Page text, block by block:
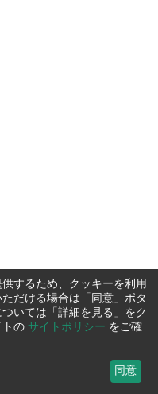
するため、クッキーを利用
だける場合は「同意」ボタ
いては「詳細を見る」をク
トの サイトポリシー をご確
同意